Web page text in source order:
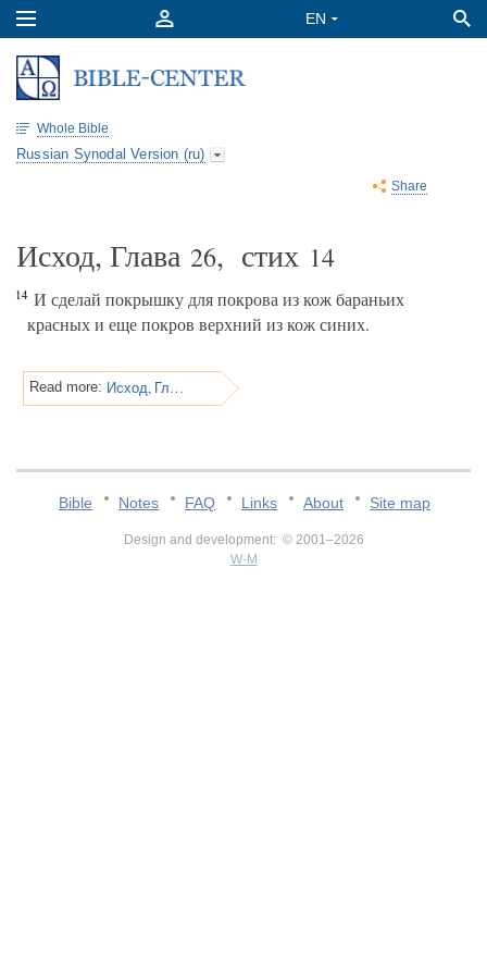
Whole Bible
Russian Synodal Version (ru)
Share
Исход, Глава 26, стих 14
14 И сделай покрышку для покрова из кож бараньих
красных и еще покров верхний из кож синих.
Read more: Исход, Глава 26
Bible Notes FAQ Links About Site map
Design and development: © 2001–2026
W-M